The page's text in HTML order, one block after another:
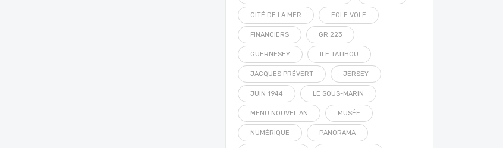
CITÉ DE LA MER EOLE VOLE
FINANCIERS GR 223
GUERNESEY ILE TATIHOU
JACQUES PRÉVERT JERSEY
JUIN 1944 LE SOUS-MARIN
MENU NOUVEL AN MUSÉE
NUMÉRIQUE PANORAMA